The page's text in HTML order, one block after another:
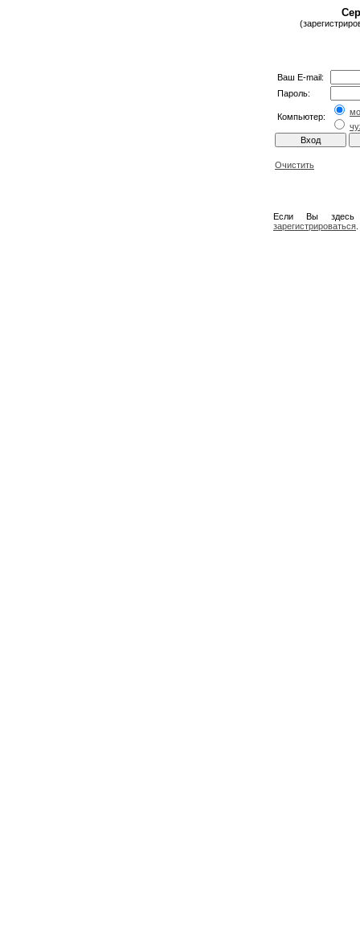
Ваш E-mail:
Пароль:
Компьютер:
Очистить
Если Вы
зарегистрироваться